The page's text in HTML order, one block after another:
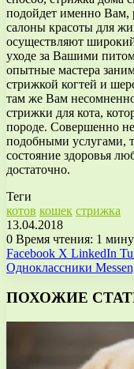
подойдет именно Вам,
салоны красоты для
осуществляют
уходе за Вашими
опытные мастера
стрижкой когтей и
там же Вам
стрижки для кота,
породе. Совершенно не
подобными услугами,
состояние здоровья
достаточно.
Теги
котов кошек стрижка
13.04.2018
0 Время чтения: 1
Facebook X LinkedIn
Одноклассники
ПОХОЖИЕ